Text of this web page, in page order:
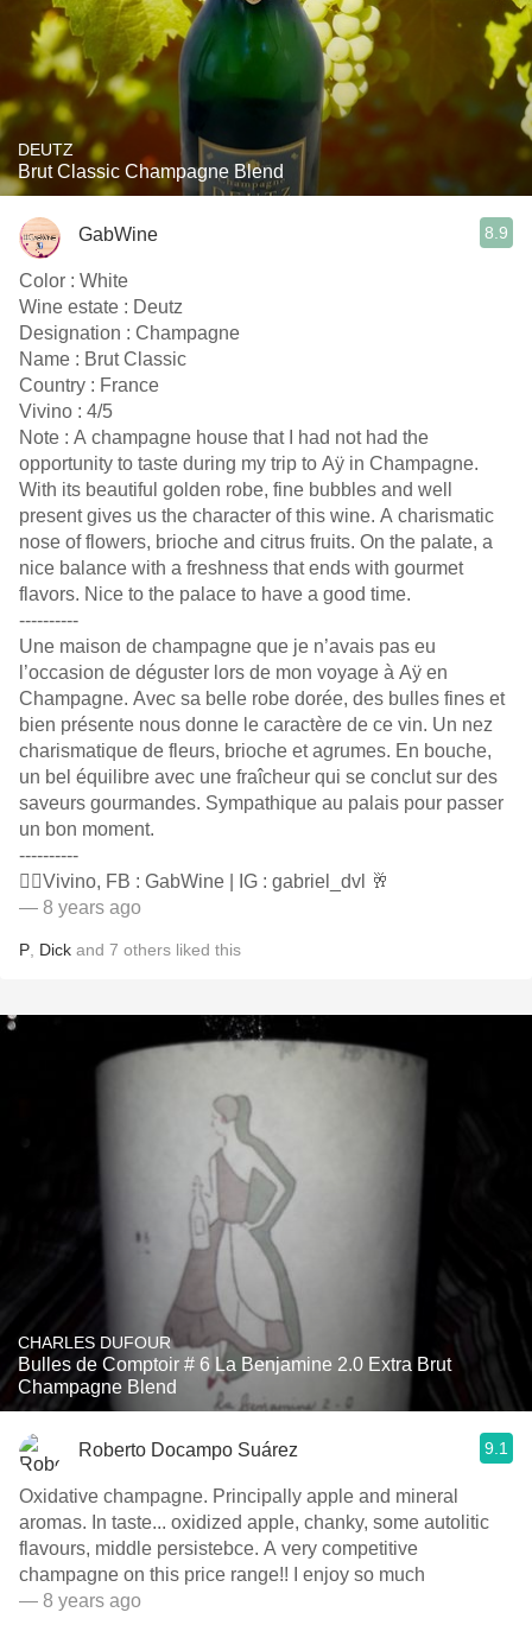
DEUTZ
Brut Classic Champagne Blend
GabWine 8.9
Color : White
Wine estate : Deutz
Designation : Champagne
Name : Brut Classic
Country : France
Vivino : 4/5
Note : A champagne house that I had not had the
opportunity to taste during my trip to Aÿ in Champagne.
With its beautiful golden robe, fine bubbles and well
present gives us the character of this wine. A charismatic
nose of flowers, brioche and citrus fruits. On the palate, a
nice balance with a freshness that ends with gourmet
flavors. Nice to the palace to have a good time.
----------
Une maison de champagne que je n’avais pas eu
l’occasion de déguster lors de mon voyage à Aÿ en
Champagne. Avec sa belle robe dorée, des bulles fines et
bien présente nous donne le caractère de ce vin. Un nez
charismatique de fleurs, brioche et agrumes. En bouche,
un bel équilibre avec une fraîcheur qui se conclut sur des
saveurs gourmandes. Sympathique au palais pour passer
un bon moment.
----------
👍🏻Vivino, FB : GabWine | IG : gabriel_dvl 🥂
— 8 years ago
P Dick and 7 others liked this
CHARLES DUFOUR
Bulles de Comptoir # 6 La Benjamine 2.0 Extra Brut
Champagne Blend
Roberto Docampo Suárez 9.1
Oxidative champagne. Principally apple and mineral
aromas. In taste... oxidized apple, chanky, some autolitic
flavours, middle persistebce. A very competitive
champagne on this price range!! I enjoy so much
— 8 years ago